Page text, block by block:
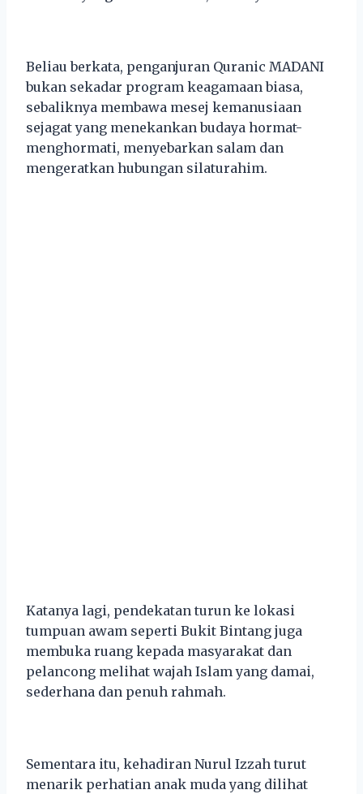
Beliau berkata, penganjuran Quranic MADANI
bukan sekadar program keagamaan biasa,
sebaliknya membawa mesej kemanusiaan
sejagat yang menekankan budaya hormat-
menghormati, menyebarkan salam dan
mengeratkan hubungan silaturahim.
Katanya lagi, pendekatan turun ke lokasi
tumpuan awam seperti Bukit Bintang juga
membuka ruang kepada masyarakat dan
pelancong melihat wajah Islam yang damai,
sederhana dan penuh rahmah.
Sementara itu, kehadiran Nurul Izzah turut
menarik perhatian anak muda yang dilihat